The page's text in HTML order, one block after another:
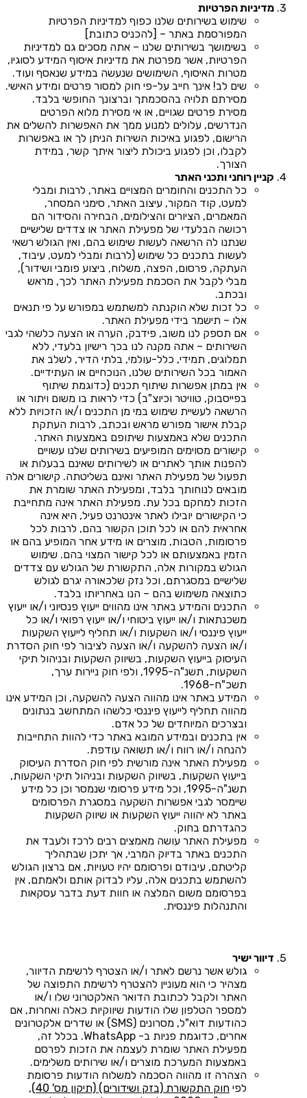
מדיניות הפרטיות
שימוש בשירותים שלנו כפוף למדיניות הפרטיות
המפורסמת באתר – [להכניס כתובת]
בשימושך בשירותים שלנו – אתה מסכים גם למדיניות
הפרטיות, אשר מפרטת את מדיניות איסוף המידע לסוגיו,
מטרות האיסוף, השימושים שנעשה במידע שנאסף ועוד.
שים לב! אינך חייב על-פי חוק למסור פרטים ומידע האישי.
מסירתם תלויה בהסכמתך וברצונך החופשי בלבד.
מסירת פרטים שגויים, או אי מסירת מלוא הפרטים
הנדרשים, עלולים למנוע ממך את האפשרות להשלים את
הרישום, לפגוע באיכות השירות הניתן לך או באפשרות
לקבלו, וכן לפגוע ביכולת ליצור איתך קשר, במידת
הצורך.
קניין רוחני ותכני האתר
כל התכנים והחומרים המצויים באתר, לרבות ומבלי
למעט, קוד המקור, עיצוב האתר, סימני המסחר,
המאמרים, הציורים והצילומים, הבחירה והסידור הם
רכושה הבלעדי של מפעילת האתר או צדדים שלישיים
שנתנו לה הרשאה לעשות שימוש בהם, ואין הגולש רשאי
לעשות בתכנים כל שימוש (לרבות ומבלי למעט, עיבוד,
העתקה, פרסום, הפצה, משלוח, ביצוע פומבי ושידור),
מבלי לקבל את הסכמת מפעילת האתר לכך, מראש
ובכתב.
כל זכות שלא הוקנתה למשתמש במפורש על פי תנאים
אלו – תישמר בידי מפעילת האתר.
אם תספק לנו משוב, פידבק, הערה או הצעה כלשהי לגבי
השירותים – אתה מקנה לנו בכך רישיון בלעדי, ללא
תמלוגים, תמידי, כלל-עולמי, בלתי הדיר, לשלב את
האמור בכל השירותים שלנו, הנוכחיים או העתידיים.
אין במתן אפשרות שיתוף תכנים (כדוגמת שיתוף
בפייסבוק, טוויטר וכיוצ"ב) כדי לראות בו משום ויתור או
הרשאה לעשיית שימוש במי מן התכנים ו/או הזכויות ללא
קבלת אישור מפורש מראש ובכתב, לרבות העתקת
התכנים שלא באמצעות שיתופם באמצעות האתר.
קישורים מסוימים המופיעים בשירותים שלנו עשויים
להפנות אותך לאתרים או לשירותים שאינם בבעלות או
תפעול של מפעילת האתר ואינם בשליטתה. קישורים אלה
מובאים לנוחותך בלבד, ומפעילת האתר שומרת את
הזכות למחקם בכל עת. מפעילת האתר אינה מתחייבת
כי הקישורים יובילו לאתר אינטרנט פעיל, היא אינה
אחראית להם או לכל תוכן הקשור בהם, לרבות לכל
פרסומות, הטבות, מוצרים או מידע אחר המופיע בהם או
הזמין באמצעותם או לכל קישור המצוי בהם. שימוש
הגולש במקורות אלה, התקשורת של הגולש עם צדדים
שלישיים במסגרתם, וכל נזק שלכאורה יגרם לגולש
כתוצאה משימוש בהם – הנו באחריותו בלבד.
התכנים והמידע באתר אינו מהווים ייעוץ פנסיוני ו/או ייעוץ
משכנתאות ו/או ייעוץ ביטוחי ו/או ייעוץ רפואי ו/או כל
ייעוץ פיננסי ו/או השקעות ו/או תחליף לייעוץ השקעות
ו/או הצעה להשקעה ו/או הצעה לציבור לפי חוק הסדרת
העיסוק בייעוץ השקעות, בשיווק השקעות ובניהול תיקי
השקעות, תשנ"ה-1995, ולפי חוק ניירות ערך,
תשכ"ח-1968.
המידע באתר אינו מהווה הצעה להשקעה, וכן המידע אינו
מהווה תחליף לייעוץ פיננסי כלשהו המתחשב בנתונים
ובצרכים המיוחדים של כל אדם.
אין בתכנים ובמידע המובא באתר כדי להוות התחייבות
להנחה ו/או רווח ו/או תשואה עודפת.
מפעילת האתר אינה מורשית לפי חוק הסדרת העיסוק
בייעוץ השקעות, בשיווק השקעות ובניהול תיקי השקעות,
תשנ"ה-1995, וכל מידע פרסומי שנמסר וכן כל מידע
שיימסר לגבי אפשרות השקעה במסגרת הפרסומים
באתר לא יהווה ייעוץ השקעות או שיווק השקעות
כהגדרתם בחוק.
מפעילת האתר עושה מאמצים רבים לרכז ולעבד את
התכנים באתר בדיוק המרבי, אך יתכן שבתהליך
קליטתם, עיבודם ופרסומם יהיו טעויות, אם ברצון הגולש
להשתמש בתכנים אלה, עליו לבדוק אותם ולאמתם, אין
בפרסומם משום המלצה או חוות דעת בדבר עסקאות
והתנהלות פיננסית.
דיוור ישיר
גולש אשר נרשם לאתר ו/או הצטרף לרשימת הדיוור,
מצהיר כי הוא מעוניין להצטרף לרשימת התפוצה של
האתר ולקבל לכתובת הדואר האלקטרוני שלו ו/או
למספר הטלפון שלו הודעות שיווקיות כאלה ואחרות, אם
כהודעות דוא"ל, מסרונים (SMS) או שדרים אלקטרונים
אחרים, כדוגמת פניות ב- WhatsApp. בכלל זה,
מפעילת האתר שומרת לעצמה את הזכות לפרסם
באמצעות המערכת מוצרים ו/או שירותים משלימים.
הצהרה זו מהווה הסכמה למשלוח הודעות פרסומת
לפי
חוק התקשורת (בזק ושידורים) (תיקון מס' 40),